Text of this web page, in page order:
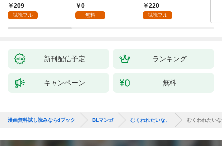
209
試読フル
側～【全年齢版】(1)
0
無料
220
試読フル
新刊配信予定 ランキング
キャンペーン 無料
漫画無料試し読みならdブック BLマンガ むくわれたいな。 むくわれたい